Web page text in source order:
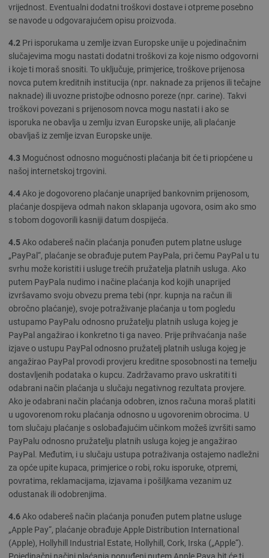
vrijednost. Eventualni dodatni troškovi dostave i otpreme posebno
se navode u odgovarajućem opisu proizvoda.
4.2 Pri isporukama u zemlje izvan Europske unije u pojedinačnim
slučajevima mogu nastati dodatni troškovi za koje nismo odgovorni
i koje ti moraš snositi. To uključuje, primjerice, troškove prijenosa
novca putem kreditnih institucija (npr. naknade za prijenos ili tečajne
naknade) ili uvozne pristojbe odnosno poreze (npr. carine). Takvi
troškovi povezani s prijenosom novca mogu nastati i ako se
isporuka ne obavlja u zemlju izvan Europske unije, ali plaćanje
obavljaš iz zemlje izvan Europske unije.
4.3 Mogućnost odnosno mogućnosti plaćanja bit će ti priopćene u
našoj internetskoj trgovini.
4.4Ako je dogovoreno plaćanje unaprijed bankovnim prijenosom,
plaćanje dospijeva odmah nakon sklapanja ugovora, osim ako smo
s tobom dogovorili kasniji datum dospijeća.
4.5Ako odabereš način plaćanja ponuđen putem platne usluge
„PayPal“, plaćanje se obrađuje putem PayPala, pri čemu PayPal u tu
svrhu može koristiti i usluge trećih pružatelja platnih usluga. Ako
putem PayPala nudimo i načine plaćanja kod kojih unaprijed
izvršavamo svoju obvezu prema tebi (npr. kupnja na račun ili
obročno plaćanje), svoje potraživanje plaćanja u tom pogledu
ustupamo PayPalu odnosno pružatelju platnih usluga kojeg je
PayPal angažirao i konkretno ti ga naveo. Prije prihvaćanja naše
izjave o ustupu PayPal odnosno pružatelj platnih usluga kojeg je
angažirao PayPal provodi provjeru kreditne sposobnosti na temelju
dostavljenih podataka o kupcu. Zadržavamo pravo uskratiti ti
odabrani način plaćanja u slučaju negativnog rezultata provjere.
Ako je odabrani način plaćanja odobren, iznos računa moraš platiti
u ugovorenom roku plaćanja odnosno u ugovorenim obrocima. U
tom slučaju plaćanje s oslobađajućim učinkom možeš izvršiti samo
PayPalu odnosno pružatelju platnih usluga kojeg je angažirao
PayPal. Međutim, i u slučaju ustupa potraživanja ostajemo nadležni
za opće upite kupaca, primjerice o robi, roku isporuke, otpremi,
povratima, reklamacijama, izjavama i pošiljkama vezanim uz
odustanak ili odobrenjima.
4.6Ako odabereš način plaćanja ponuđen putem platne usluge
„Apple Pay“, plaćanje obrađuje Apple Distribution International
(Apple), Hollyhill Industrial Estate, Hollyhill, Cork, Irska („Apple“).